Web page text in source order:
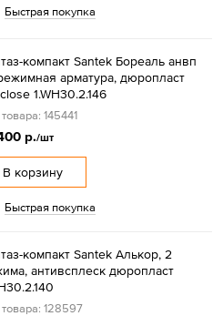
Быстрая покупка
компакт Santek Бореаль анвп
арматура, дюропласт
1.WH30.2.146
145441
р./шт
В корзину
Быстрая покупка
компакт Santek Алькор, 2
антивсплеск дюропласт
128597